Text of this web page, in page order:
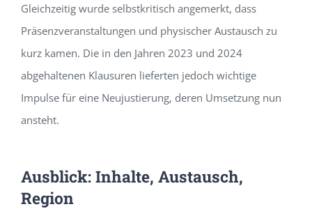
Gleichzeitig wurde selbstkritisch angemerkt, dass
Präsenzveranstaltungen und physischer Austausch zu
kurz kamen. Die in den Jahren 2023 und 2024
abgehaltenen Klausuren lieferten jedoch wichtige
Impulse für eine Neujustierung, deren Umsetzung nun
ansteht.
Ausblick: Inhalte, Austausch,
Region